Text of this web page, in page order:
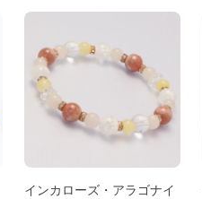
インカローズ・アラゴナイ